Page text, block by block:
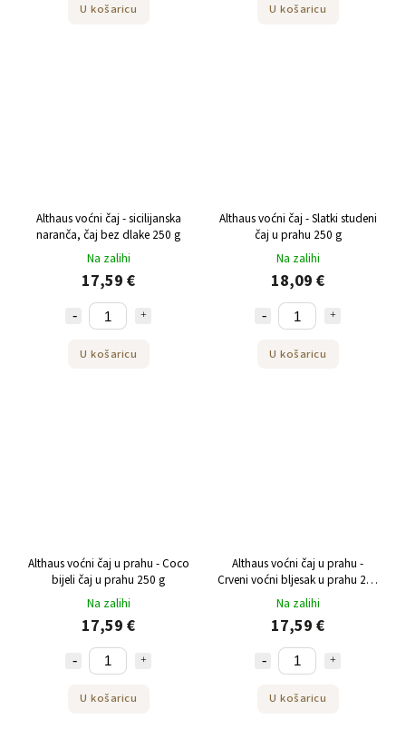
U košaricu U košaricu
Althaus voćni čaj - sicilijanska
naranča, čaj bez dlake 250 g
Na zalihi
17,59 €
U košaricu
Althaus voćni čaj - Slatki studeni
čaj u prahu 250 g
Na zalihi
18,09 €
U košaricu
Althaus voćni čaj u prahu - Coco
bijeli čaj u prahu 250 g
Na zalihi
17,59 €
U košaricu
Althaus voćni čaj u prahu -
Crveni voćni bljesak u prahu 250
Na zalihi
17,59 €
U košaricu